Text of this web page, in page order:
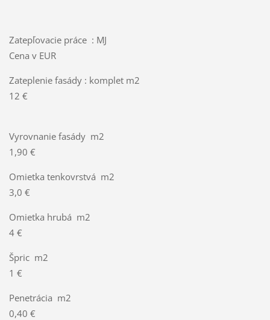
Zatepľovacie práce : MJ
Cena v EUR
Zateplenie fasády : komplet m2
12 €
Vyrovnanie fasády m2
1,90 €
Omietka tenkovrstvá m2
3,0 €
Omietka hrubá m2
4 €
Špric m2
1 €
Penetrácia m2
0,40 €